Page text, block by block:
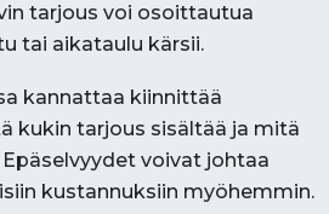
tarjous voi osoittautua
tai aikataulu kärsii.
kannattaa kiinnittää
kukin tarjous sisältää ja mitä
voivat johtaa
kustannuksiin myöhemmin.